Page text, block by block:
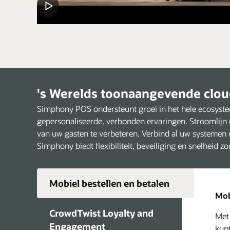
's Werelds toonaangevende
Simphony POS ondersteunt groei in het hele
gepersonaliseerde, verbonden ervaringen.
van uw gasten te verbeteren. Verbind al uw
Simphony biedt flexibiliteit, beveiliging en snelheid
Mobiel bestellen en betalen
CrowdTwist Loyalty and
Engagement
De
Het